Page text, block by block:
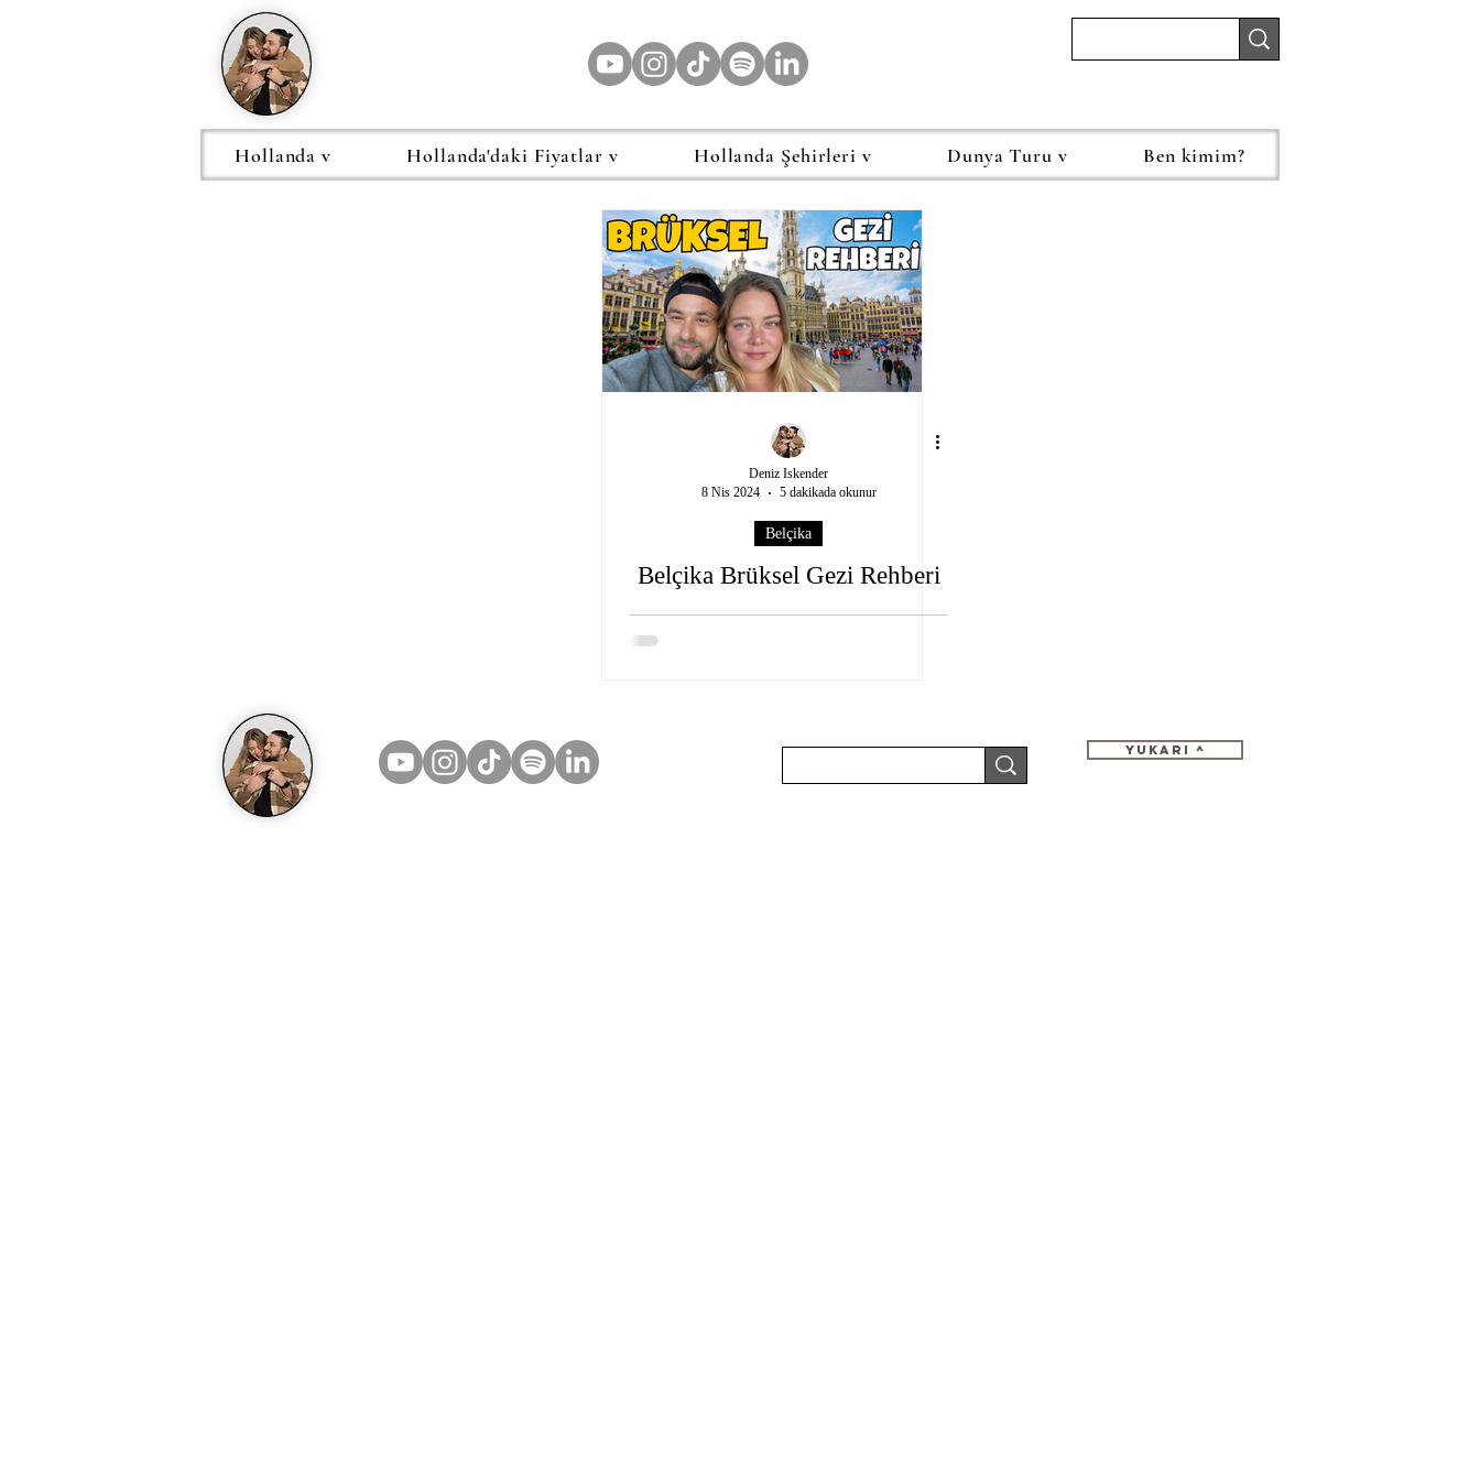
Hollanda v Hollanda'daki Fiyatlar v Hollanda Şehirleri v Dunya Turu v Ben kimim?
Deniz Iskender
8 Nis 2024
5 dakikada okunur
Belçika
Belçika Brüksel Gezi Rehberi
Yukari ^